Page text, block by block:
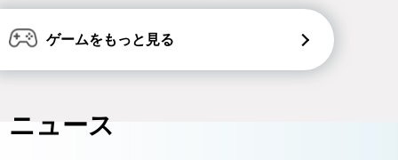
ゲームをもっと見る
ニュース